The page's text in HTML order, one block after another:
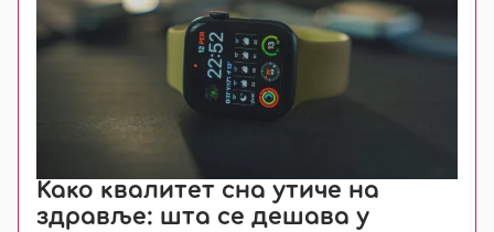
Како квалитет сна утиче на
здравље: шта се дешава у